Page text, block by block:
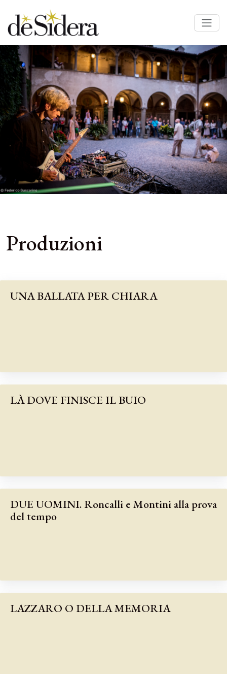
Produzioni
UNA BALLATA PER CHIARA
LÀ DOVE FINISCE IL BUIO
DUE UOMINI. Roncalli e Montini alla prova
del tempo
LAZZARO O DELLA MEMORIA